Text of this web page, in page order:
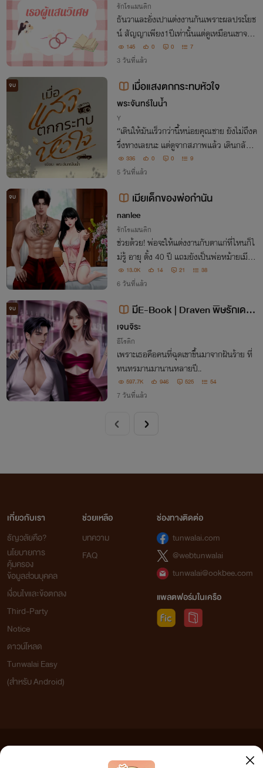
รักโรแมนติก
ธันวาและอั่งเปาแต่งงานกันเพราะผลประโยช
น์ สัญญาเพียง1ปีเท่านั้นแต่ดูเหมือนเขาจะอิ
นกับบทสามีปลอมๆ ซะงั้น ปากบอกว่าห้าม
มีความรู้สึกเกินเจ้านายกับลูกน้อง แต่ชอบม
าทำให้เธอหวั่นไหวอยู่เรื่อย!
145 0 0 7
3 วันที่แล้ว
จบ เมื่อแสงตกกระทบหัวใจ
พระจันทร์ในน้ำ
Y
“เดินให้มันเร็วกว่านี้หน่อยคุณชาย ยังไม่ถึงค
รึ่งทางเลยนะ แต่ดูจากสภาพแล้ว เดินกลับไ
ปตั้งหลักคงง่ายกว่ามั้ง”
336 0 0 9
5 วันที่แล้ว
จบ เมียเด็กของพ่อกำนัน
nanlee
รักโรแมนติก
ช่วยด้วย! พ่อจะให้แต่งงานกับตาแก่ที่ไหนก็ไ
ม่รู้ อายุ ตั้ง 40 ปี แถมยังเป็นพ่อหม้ายเมียต
ายอีก ที่คอห้อยพระเป็นพุ่มเป็นพวง ใส่แว่น
หนาเตอะ วัน ๆ เห็นเอาแต่นั่งส่องพระครบสู
13.0K 14 21 38
6 วันที่แล้ว
จบ
มีE-Book | Draven พิษรักเดลเ
วอร์ | เดลเวอร์&นาเดียร์
เจนจิระ
อีโรติก
เพราะเธอคือคนที่ฉุดเขาขึ้นมาจากฝันร้าย ที่
ทนทรมานมานานหลายปี..
597.7K 946 525 54
7 วันที่แล้ว
เกี่ยวกับเรา
ธัญวลัยคือ?
นโยบายการ
คุ้มครอง
ข้อมูลส่วนบุคคล
เงื่อนไขและข้อตกลง
Third-Party
Notice
ดาวน์โหลด
Tunwalai Easy
(สำหรับ Android)
ช่วยเหลือ
บทความ
FAQ
ช่องทางติดต่อ
tunwalai.com
@webtunwalai
tunwalai@ookbee.com
แพลตฟอร์มในเครือ
เว็บไซต์แห่งนี้ไม่ได้เห็นด้วยและไม่ขอรับผิดชอบต่อข้อความใดๆ ทั้งสิ้น ดังนั้นผู้อ่านทุกท่านโปรดใช้